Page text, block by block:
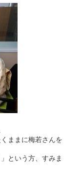
ままに梅若さんを
という方、すみま